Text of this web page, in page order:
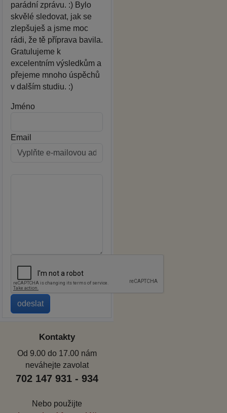
parádní zprávu. :) Bylo
skvělé sledovat, jak se
zlepšuješ a jsme moc
rádi, že tě příprava bavila.
Gratulujeme k
excelentním výsledkům a
přejeme mnoho úspěchů
v dalším studiu. :)
Jméno
Email
Kontakty
Od 9.00 do 17.00 nám
neváhejte zavolat
702 147 931 - 934
Nebo použijte